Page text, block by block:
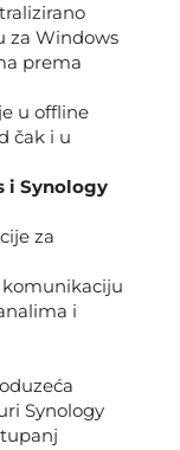
za Windows
prema
u offline
čak i u
i Synology
za
i
Synology